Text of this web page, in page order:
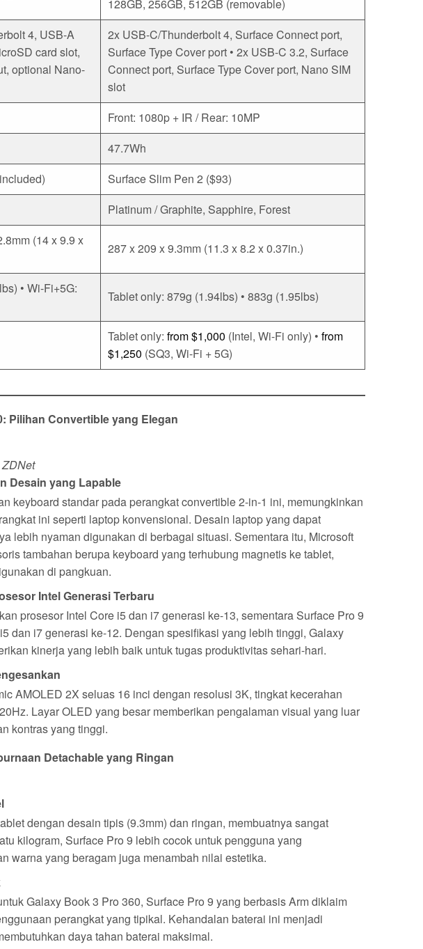
128GB, 256GB, 512GB (removable)
4, USB-A
card slot,
optional Nano-
2x USB-C/Thunderbolt 4, Surface Connect port,
Surface Type Cover port • 2x USB-C 3.2, Surface
Connect port, Surface Type Cover port, Nano SIM
slot
Front: 1080p + IR / Rear: 10MP
47.7Wh
Surface Slim Pen 2 ($93)
Platinum / Graphite, Sapphire, Forest
(14 x 9.9 x
287 x 209 x 9.3mm (11.3 x 8.2 x 0.37in.)
• Wi-Fi+5G:
Tablet only: 879g (1.94lbs) • 883g (1.95lbs)
Tablet only: from $1,000 (Intel, Wi-Fi only) • from
$1,250 (SQ3, Wi-Fi + 5G)
Pilihan Convertible yang Elegan
Desain yang Lapable
keyboard standar pada perangkat convertible 2-in-1 ini, memungkinkan
ini seperti laptop konvensional. Desain laptop yang dapat
lebih nyaman digunakan di berbagai situasi. Sementara itu, Microsoft
tambahan berupa keyboard yang terhubung magnetis ke tablet,
di pangkuan.
Intel Generasi Terbaru
prosesor Intel Core i5 dan i7 generasi ke-13, sementara Surface Pro 9
dan i7 generasi ke-12. Dengan spesifikasi yang lebih tinggi, Galaxy
kinerja yang lebih baik untuk tugas produktivitas sehari-hari.
AMOLED 2X seluas 16 inci dengan resolusi 3K, tingkat kecerahan
Layar OLED yang besar memberikan pengalaman visual yang luar
kontras yang tinggi.
Detachable yang Ringan
dengan desain tipis (9.3mm) dan ringan, membuatnya sangat
kilogram, Surface Pro 9 lebih cocok untuk pengguna yang
warna yang beragam juga menambah nilai estetika.
Galaxy Book 3 Pro 360, Surface Pro 9 yang berbasis Arm diklaim
perangkat yang tipikal. Kehandalan baterai ini menjadi
daya tahan baterai maksimal.